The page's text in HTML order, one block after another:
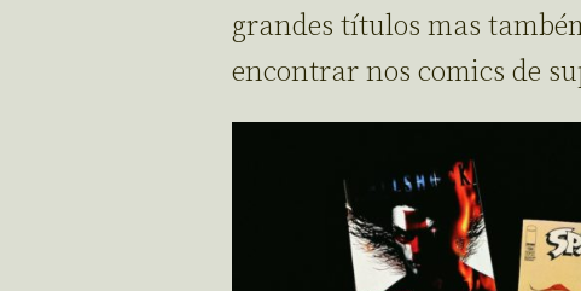
grandes títulos mas
encontrar nos comics de